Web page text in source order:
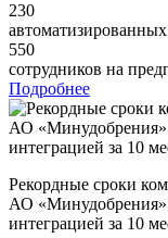
230
550
сотрудников на
Подробнее
Рекордные сроки
АО
интеграцией за 10